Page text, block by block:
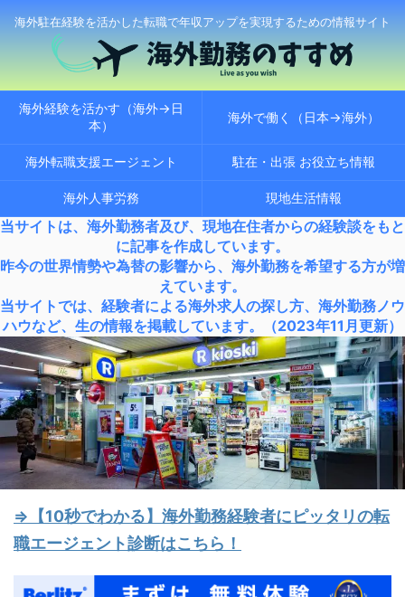
海外駐在経験を活かした転職で年収アップを実現するための情報サイト
海外経験を活かす（海外→日
本）
海外で働く（日本→海外）
海外転職支援エージェント 駐在・出張 お役立ち情報
海外人事労務 現地生活情報
当サイトは、海外勤務者及び、現地在住者からの経験談をもと
に記事を作成しています。
昨今の世界情勢や為替の影響から、海外勤務を希望する方が増
えています。
当サイトでは、経験者による海外求人の探し方、海外勤務ノウ
ハウなど、生の情報を掲載しています。（2023年11月更新）
⇒【10秒でわかる】海外勤務経験者にピッタリの転
職エージェント診断はこちら！